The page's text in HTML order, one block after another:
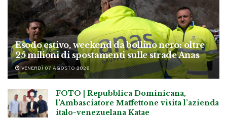
Esodo estivo, weekend da bollino nero: oltre
25 milioni di spostamenti sulle strade Anas
VENERDÌ 07 AGOSTO 2026
FOTO | Repubblica Dominicana,
l’Ambasciatore Maffettone visita l’azienda
italo-venezuelana Katae